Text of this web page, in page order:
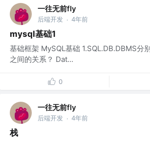
一往无前fly
后端开发 · 4年前
mysql基础1
基础框架 MySQL基础 1.SQL.DB.DBMS分
之间的关系？ Dat...
0
一往无前fly
后端开发 · 4年前
栈